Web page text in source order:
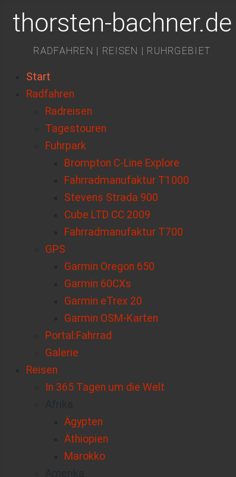
thorsten-bachner.de
RADFAHREN | REISEN | RUHRGEBIET
Start
Radfahren
Radreisen
Tagestouren
Fuhrpark
Brompton C-Line Explore
Fahrradmanufaktur T1000
Stevens Strada 900
Cube LTD CC 2009
Fahrradmanufaktur T700
GPS
Garmin Oregon 650
Garmin 60CXs
Garmin eTrex 20
Garmin OSM-Karten
Portal:Fahrrad
Galerie
Reisen
In 365 Tagen um die Welt
Ägypten
Äthiopien
Marokko